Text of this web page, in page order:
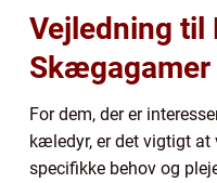
Vejledning til
Skægagamer
For dem, der er
kæledyr, er det vigtigt
specifikke behov og